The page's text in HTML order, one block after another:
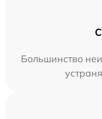
Большинство